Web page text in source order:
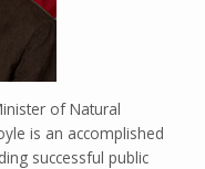
of Natural
is an accomplished
successful public